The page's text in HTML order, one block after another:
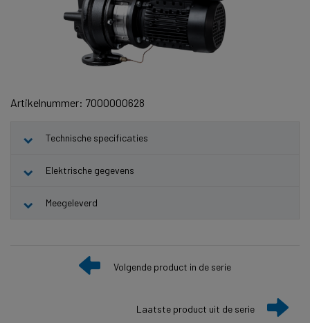
Artikelnummer: 7000000628
Technische specificaties
Elektrische gegevens
Meegeleverd
Volgende product in de serie
Laatste product uit de serie